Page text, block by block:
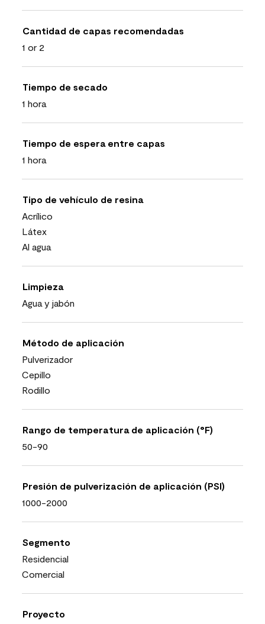
Cantidad de capas recomendadas
1 or 2
Tiempo de secado
1 hora
Tiempo de espera entre capas
1 hora
Tipo de vehículo de resina
Acrílico
Látex
Al agua
Limpieza
Agua y jabón
Método de aplicación
Pulverizador
Cepillo
Rodillo
Rango de temperatura de aplicación (°F)
50-90
Presión de pulverización de aplicación (PSI)
1000-2000
Segmento
Residencial
Comercial
Proyecto